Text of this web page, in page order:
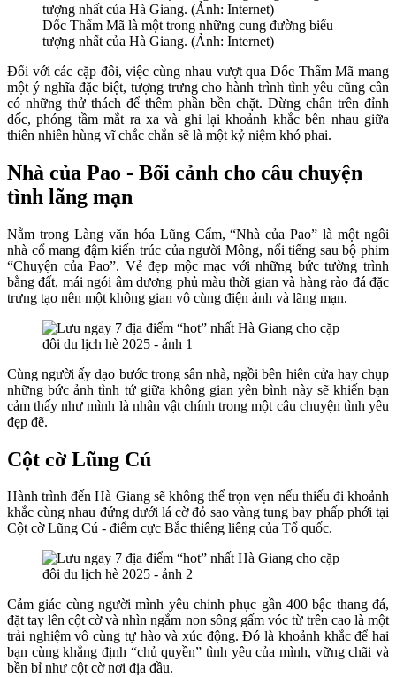
Dốc Thẩm Mã là một trong những cung đường biểu
tượng nhất của Hà Giang. (Ảnh: Internet)
Đối với các cặp đôi, việc cùng nhau vượt qua Dốc Thẩm Mã mang
một ý nghĩa đặc biệt, tượng trưng cho hành trình tình yêu cũng cần
có những thử thách để thêm phần bền chặt. Dừng chân trên đỉnh
dốc, phóng tầm mắt ra xa và ghi lại khoảnh khắc bên nhau giữa
thiên nhiên hùng vĩ chắc chắn sẽ là một kỷ niệm khó phai.
Nhà của Pao - Bối cảnh cho câu chuyện
tình lãng mạn
Nằm trong Làng văn hóa Lũng Cẩm, “Nhà của Pao” là một ngôi
nhà cổ mang đậm kiến trúc của người Mông, nổi tiếng sau bộ phim
“Chuyện của Pao”. Vẻ đẹp mộc mạc với những bức tường trình
bằng đất, mái ngói âm dương phủ màu thời gian và hàng rào đá đặc
trưng tạo nên một không gian vô cùng điện ảnh và lãng mạn.
Cùng người ấy dạo bước trong sân nhà, ngồi bên hiên cửa hay chụp
những bức ảnh tình tứ giữa không gian yên bình này sẽ khiến bạn
cảm thấy như mình là nhân vật chính trong một câu chuyện tình yêu
đẹp đẽ.
Cột cờ Lũng Cú
Hành trình đến Hà Giang sẽ không thể trọn vẹn nếu thiếu đi khoảnh
khắc cùng nhau đứng dưới lá cờ đỏ sao vàng tung bay phấp phới tại
Cột cờ Lũng Cú - điểm cực Bắc thiêng liêng của Tổ quốc.
Cảm giác cùng người mình yêu chinh phục gần 400 bậc thang đá,
đặt tay lên cột cờ và nhìn ngắm non sông gấm vóc từ trên cao là một
trải nghiệm vô cùng tự hào và xúc động. Đó là khoảnh khắc để hai
bạn cùng khẳng định “chủ quyền” tình yêu của mình, vững chãi và
bền bỉ như cột cờ nơi địa đầu.